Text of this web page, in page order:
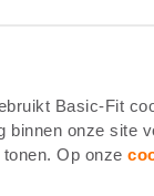
Basic-Fit
binnen onze site
Op onze